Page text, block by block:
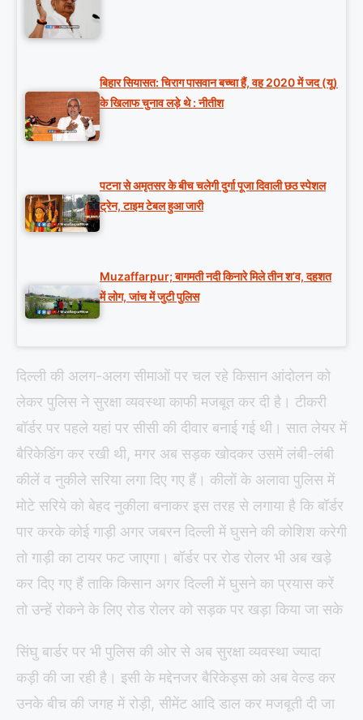
बिहार सियासत: चिराग पासवान बच्चा हैं, वह 2020 में जद (यू)
के खिलाफ चुनाव लड़े थे : नीतीश
पटना से अमृतसर के बीच चलेगी दुर्गा पूजा दिवाली छठ स्पेशल
ट्रेन, टाइम टेबल हुआ जारी
Muzaffarpur; बागमती नदी किनारे मिले तीन श’व, दहशत
में लोग, जांच में जुटी पुलिस
दिल्ली की अलग-अलग सीमाओं पर चल रहे किसान आंदोलन को
लेकर पुलिस ने सुरक्षा व्यवस्था काफी मजबूत कर दी है। टीकरी
बॉर्डर पर पहले यहां पर सीसी की दीवार बनाई गई थी। सात लेयर में
बैरिकेडिंग कर रखी थी, मगर अब सड़क खोदकर उसमें लंबी-लंबी
कीलें व नुकीले सरिया लगा दिए गए हैं। कीलों के अलावा पुलिस में
मोटे सरिये को बेहद नुकीला बनाकर इस तरह से लगाया है कि बॉर्डर
पार करके कोई गाड़ी अगर जबरन दिल्ली में घुसने की कोशिश करेगी
तो गाड़ी का टायर फट जाएगा। बॉर्डर पर रोड रोलर भी अब खड़े
कर दिए गए हैं ताकि किसान अगर दिल्ली में घुसने का प्रयास करें
तो उन्हें रोकने के लिए रोड रोलर को सड़क पर खड़ा किया जा सके
सिंघु बार्डर पर भी पुलिस की ओर से अब सुरक्षा व्यवस्था ज्यादा
कड़ी की जा रही है। इसी के मद्देनजर बैरिकेड्स को अब वेल्ड कर
उनके बीच की जगह में रोड़ी, सीमेंट आदि डाल कर मजबूती दी जा